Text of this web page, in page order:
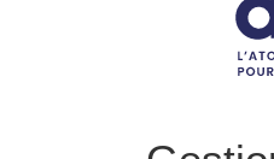
certificateur
Elle atteste de la